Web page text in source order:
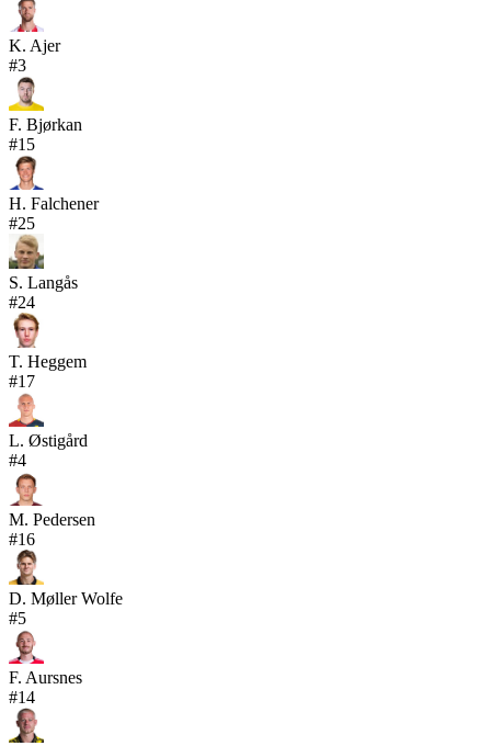
K. Ajer
#3
F. Bjørkan
#15
H. Falchener
#25
S. Langås
#24
T. Heggem
#17
L. Østigård
#4
M. Pedersen
#16
D. Møller Wolfe
#5
F. Aursnes
#14